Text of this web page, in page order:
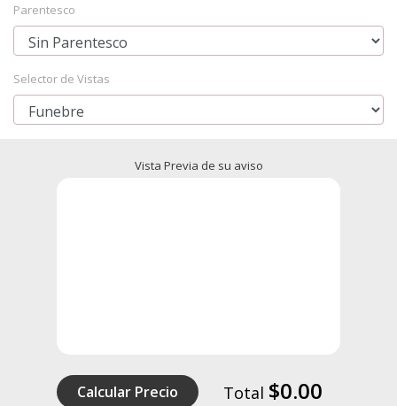
Parentesco
Selector de Vistas
Vista Previa de su aviso
Calcular Precio Total $0.00